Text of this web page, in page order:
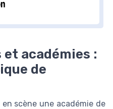
et académies :
de
scène une académie de